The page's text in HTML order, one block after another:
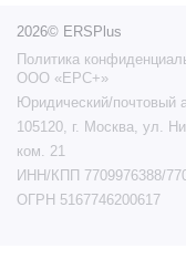
2026© ERSPlus
Политика
ООО «ЕРС+»
Юридический/почтовый
105120, г. Москва, ул.
ком. 21
ИНН/КПП 7709976388/
ОГРН 5167746200617